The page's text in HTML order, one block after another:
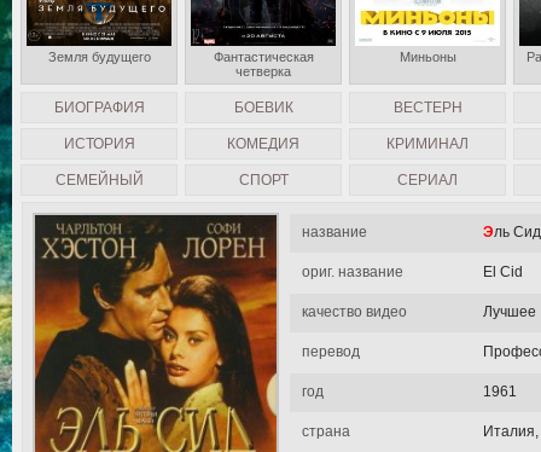
название Эль Сид
ориг. название El Cid
качество видео Лучшее
перевод
год 1961
страна
БИОГРАФИЯ БОЕВИК ВЕСТЕРН
ИСТОРИЯ КОМЕДИЯ КРИМИНАЛ
СЕМЕЙНЫЙ СПОРТ СЕРИАЛ
Земля будущего
Фантастическая
четверка
Миньоны